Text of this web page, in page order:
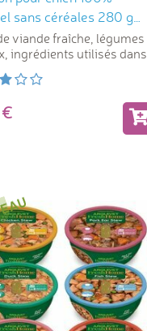
sans céréales 280 g
viande fraîche, légumes
ingrédients utilisés dans